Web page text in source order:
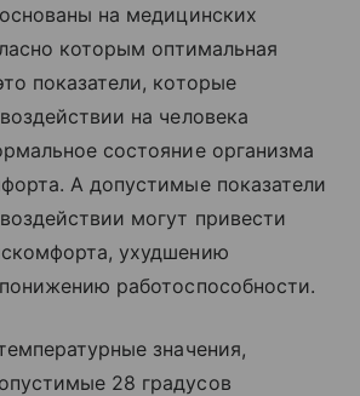
на медицинских
которым оптимальная
показатели, которые
на человека
состояние организма
А допустимые показатели
могут привести
ухудшению
работоспособности.
значения,
28 градусов